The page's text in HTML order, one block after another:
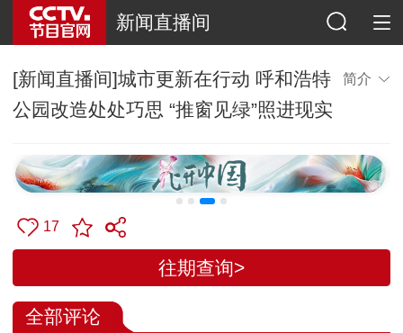
新闻直播间
[新闻直播间]城市更新在行动 呼和浩特
公园改造处处巧思 “推窗见绿”照进现实
简介
17
往期查询>
全部评论